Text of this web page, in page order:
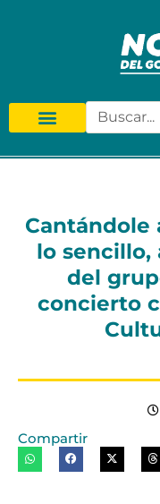
Cantándole
lo sencillo,
del
concierto
Compartir